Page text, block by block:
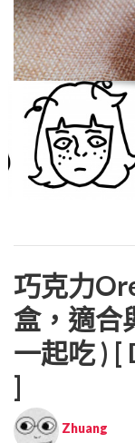
巧克力
盒，適合
一起吃 ) [
]
Zhuang